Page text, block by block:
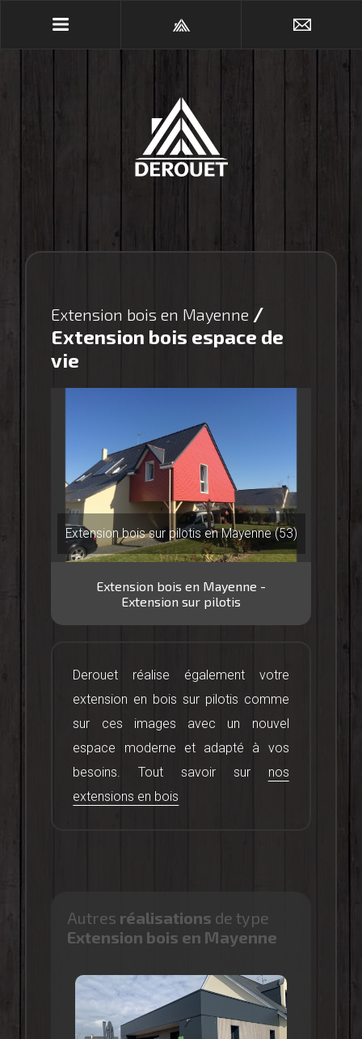
Extension bois en Mayenne /
Extension bois espace de
vie
Extension bois sur pilotis en Mayenne (53)
Extension bois en Mayenne -
Extension sur pilotis
Derouet réalise également votre
extension en bois sur pilotis comme
sur ces images avec un nouvel
espace moderne et adapté à vos
besoins. Tout savoir sur nos
extensions en bois
Autres réalisations de type
Extension bois en Mayenne